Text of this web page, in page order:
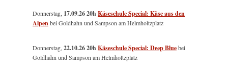
Donnerstag, 17.09.26 20hKäseschule Special: Käse aus den
Alpenbei Goldhahn und Sampson am Helmholtzplatz
Donnerstag,22.10.26 20hKäseschule Special: Deep Bluebei
Goldhahn und Sampson am Helmholtzplatz